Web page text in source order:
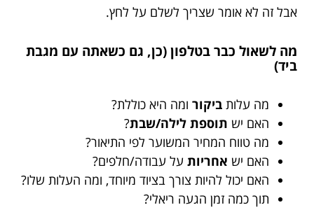
אבל זה לא אומר שצריך לשלם על לחץ.
מה לשאול כבר בטלפון (כן, גם כשאתה עם מגבת
ביד)
מה עלות ביקור ומה היא כוללת?
האם יש תוספת לילה/שבת?
מה טווח המחיר המשוער לפי התיאור?
האם יש אחריות על עבודה/חלפים?
האם יכול להיות צורך בציוד מיוחד, ומה העלות שלו?
תוך כמה זמן הגעה ריאלי?